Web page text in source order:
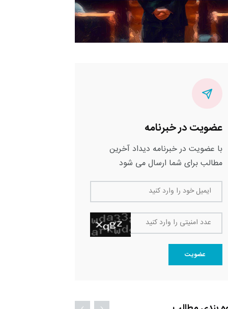
عضویت در خبرنامه
با عضویت در خبرنامه دیداد آخرین
مطالب برای شما ارسال می شود
ایمیل خود را وارد کنید
عدد امنیتی را وارد کنید
عضویت